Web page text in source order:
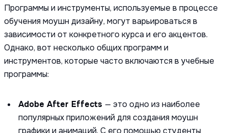
Программы и инструменты, используемые в процессе
обучения моушн дизайну, могут варьироваться в
зависимости от конкретного курса и его акцентов.
Однако, вот несколько общих программ и
инструментов, которые часто включаются в учебные
программы:
Adobe After Effects — это одно из наиболее
популярных приложений для создания моушн
графики и анимаций. С его помощью студенты